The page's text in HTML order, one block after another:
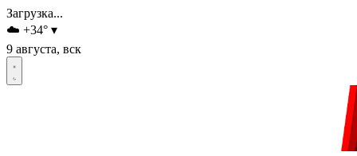
Загрузка...
☁️ +34° ▾
9 августа, вск